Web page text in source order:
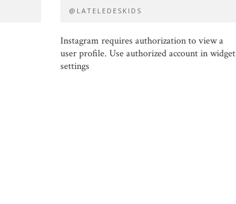
@LATELEDESKIDS
Instagram requires authorization to view a
user profile. Use authorized account in widget
settings